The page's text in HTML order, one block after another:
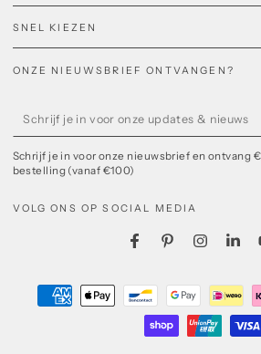
SNEL KIEZEN
ONZE NIEUWSBRIEF ONTVANGEN?
Schrijf
je
in
nieuws
Schrijf je in voor onze nieuwsbrief en ontvang
bestelling (vanaf €100)
VOLG ONS OP SOCIAL MEDIA
FacebookPinterestInstagram
Betaalmethoden